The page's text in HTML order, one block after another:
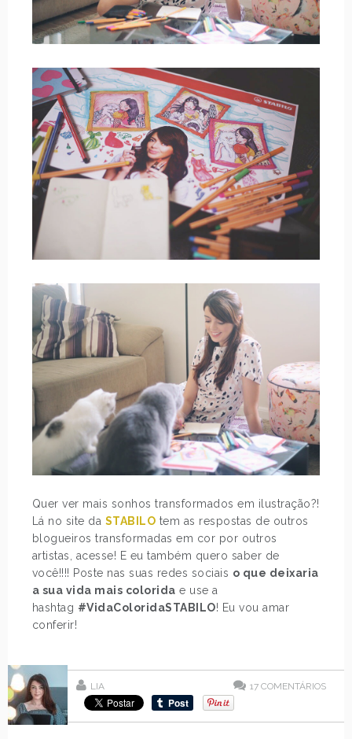
Quer ver mais sonhos transformados em ilustração?!
Lá no site da STABILO tem as respostas de outros
blogueiros transformadas em cor por outros
artistas, acesse! E eu também quero saber de
você!!!! Poste nas suas redes sociais o que deixaria
a sua vida mais colorida e use a
hashtag #VidaColoridaSTABILO! Eu vou amar
conferir!
LIA 17 COMENTÁRIOS